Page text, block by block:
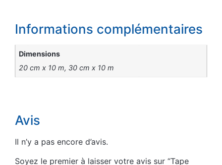
Informations complémentaires
Dimensions
20 cm x 10 m, 30 cm x 10 m
Avis
Il n’y a pas encore d’avis.
Soyez le premier à laisser votre avis sur “Tape